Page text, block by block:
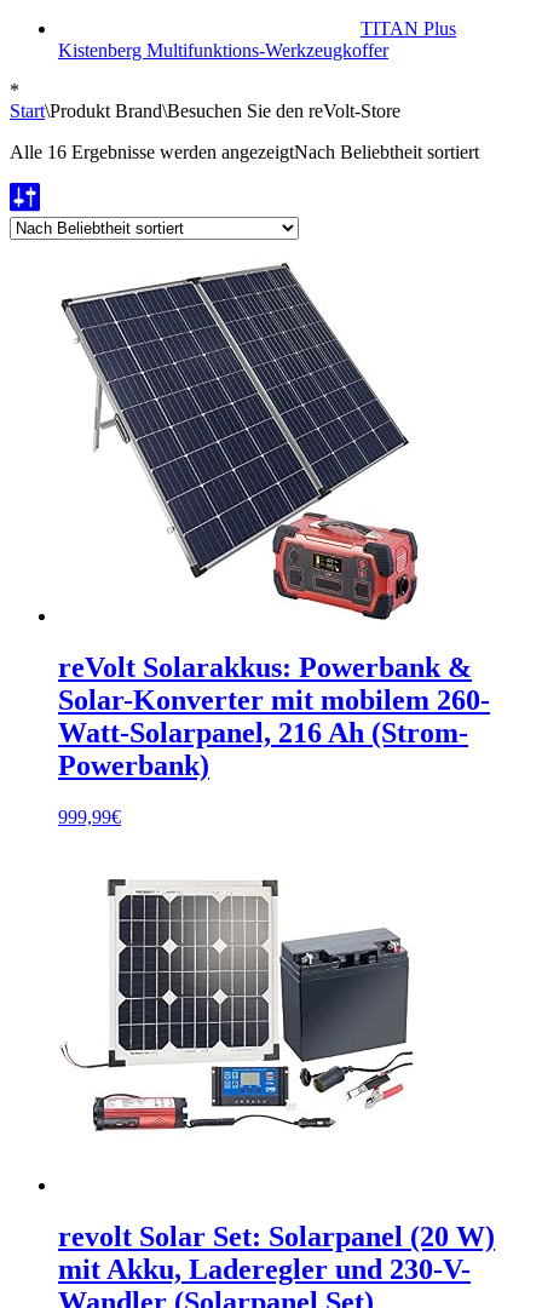
TITAN Plus
Kistenberg Multifunktions-Werkzeugkoffer
*
Start\Produkt Brand\Besuchen Sie den reVolt-Store
Alle 16 Ergebnisse werden angezeigtNach Beliebtheit sortiert
reVolt Solarakkus: Powerbank &
Solar-Konverter mit mobilem 260-
Watt-Solarpanel, 216 Ah (Strom-
Powerbank)
999,99€
revolt Solar Set: Solarpanel (20 W)
mit Akku, Laderegler und 230-V-
Wandler (Solarpanel Set)